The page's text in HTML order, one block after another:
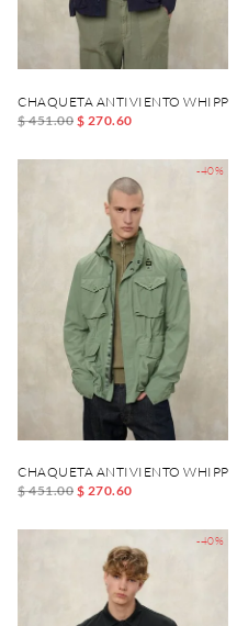
CHAQUETA ANTIVIENTO WHIPPLE
$ 451.00 $ 270.60
-40%
CHAQUETA ANTIVIENTO WHIPPLE
$ 451.00 $ 270.60
-40%